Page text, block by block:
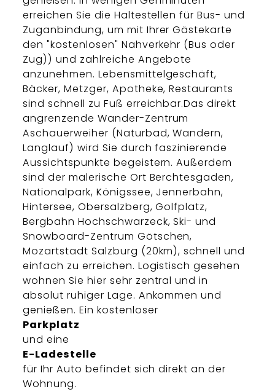
erreichen Sie die Haltestellen für Bus- und
Zuganbindung, um mit Ihrer Gästekarte
den "kostenlosen" Nahverkehr (Bus oder
Zug)) und zahlreiche Angebote
anzunehmen. Lebensmittelgeschäft,
Bäcker, Metzger, Apotheke, Restaurants
sind schnell zu Fuß erreichbar.Das direkt
angrenzende Wander-Zentrum
Aschauerweiher (Naturbad, Wandern,
Langlauf) wird Sie durch faszinierende
Aussichtspunkte begeistern. Außerdem
sind der malerische Ort Berchtesgaden,
Nationalpark, Königssee, Jennerbahn,
Hintersee, Obersalzberg, Golfplatz,
Bergbahn Hochschwarzeck, Ski- und
Snowboard-Zentrum Götschen,
Mozartstadt Salzburg (20km), schnell und
einfach zu erreichen. Logistisch gesehen
wohnen Sie hier sehr zentral und in
absolut ruhiger Lage. Ankommen und
genießen. Ein kostenloser
Parkplatz
und eine
E-Ladestelle
für Ihr Auto befindet sich direkt an der
Wohnung.